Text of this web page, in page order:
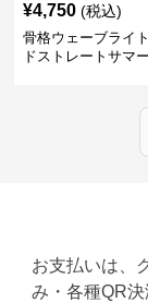
¥4,750 (税込)
骨格ウェーブライ
ドストレートサマ
お支払いは、
み・各種QR決